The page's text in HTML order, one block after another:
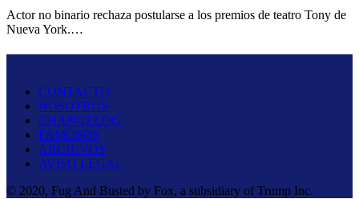
Actor no binario rechaza postularse a los premios de teatro Tony de
Nueva York.…
CONTACTO
NOSOTROS
CHANGELOG
FAMOSOS
ARCHIVOS
AVISO LEGAL
© 2020, Fug And Busted by Fox, a subsidiary of Trump Inc.